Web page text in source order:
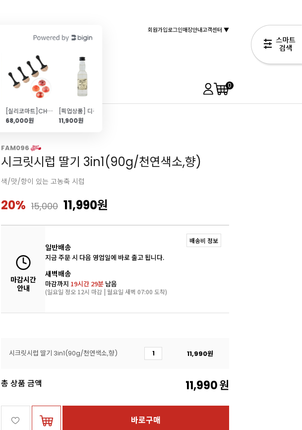
[실리코마트]CHOCO STAMP C 하트
68,000원
11,900원
회원가입로그인매장안내고객센터 ▼
0
FAM096
시크릿시럽 딸기 3in1(90g/천연색소,향)
색/맛/향이 있는 고농축 시럽
20% 15,000 11,990원
마감시간
안내
일반배송
지금 주문 시 다음 영업일에 바로 출고 됩니다.
새벽배송
마감까지 19시간 29분 남음
(일요일 정오 12시 마감 | 월요일 새벽 07:00 도착)
배송비 정보
시크릿시럽 딸기 3in1(90g/천연색소,향) 11,990원
총 상품 금액 11,990원
바로구매